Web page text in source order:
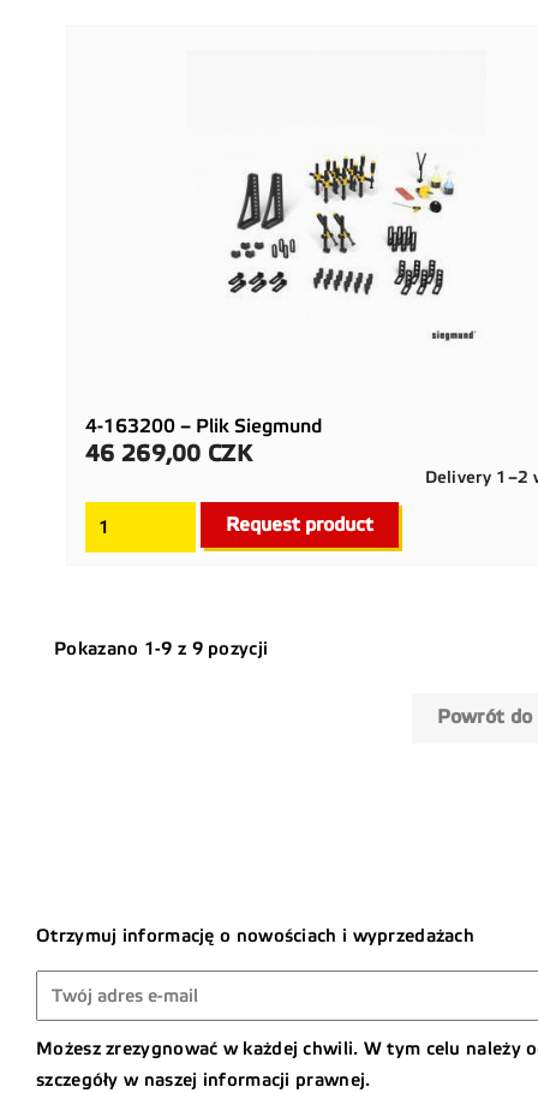
4-163200 – Plik Siegmund
Cena
46 269,00 CZK
Delivery 1–2
Request product
Pokazano 1-9 z 9 pozycji
Powrót
Otrzymuj informację o nowościach i wyprzedażach
Możesz zrezygnować w każdej chwili. W tym celu należy
szczegóły w naszej informacji prawnej.